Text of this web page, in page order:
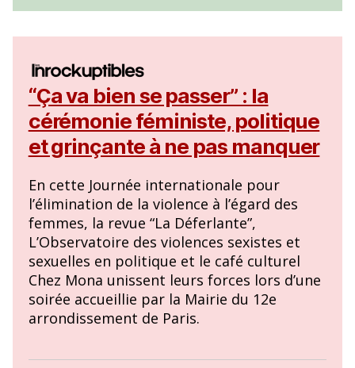
“Ça va bien se passer” : la
cérémonie féministe, politique
et grinçante à ne pas manquer
En cette Journée internationale pour
l’élimination de la violence à l’égard des
femmes, la revue “La Déferlante”,
L’Observatoire des violences sexistes et
sexuelles en politique et le café culturel
Chez Mona unissent leurs forces lors d’une
soirée accueillie par la Mairie du 12e
arrondissement de Paris.